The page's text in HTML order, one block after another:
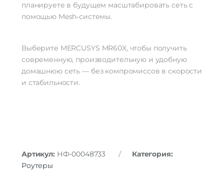
планируете в будущем масштабировать сетьс
помощью Mesh‑системы.
Выберите MERCUSYS MR60X, чтобы получить
современную, производительнуюи удобную
домашнююсеть — безкомпромиссов в скорости
и стабильности.
Артикул: НФ-00048733
Категория:
Роутеры